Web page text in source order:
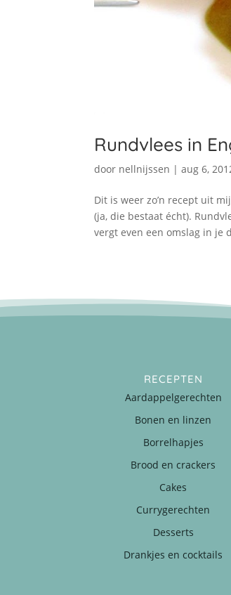
Rundvlees in
door nellnijssen |aug 6,
Dit is weer zo’n recept uit
(ja, die bestaat écht).
vergt even een omslag in je
RECEPTEN
Aardappelgerechten
Bonen en linzen
Borrelhapjes
Brood en crackers
Cakes
Currygerechten
Desserts
Drankjes en cocktails